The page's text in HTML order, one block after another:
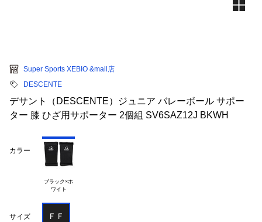
Super Sports XEBIO &mall店
DESCENTE
デサント（DESCENTE）ジュニア バレーボール サポー
ター 膝 ひざ用サポーター 2個組 SV6SAZ12J BKWH
カラー
ブラック×ホ
サイズ ＦＦ